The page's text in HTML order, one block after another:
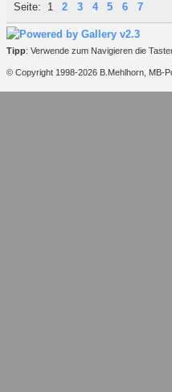
Seite: 1 2 3 4 5 6 7
Tipp: Verwende zum Navigieren die
© Copyright 1998-2026 B.Mehlhorn, MB-